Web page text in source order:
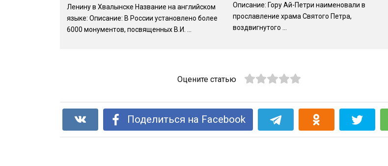
Ленину в Хвалынске Название на английском
языке: Описание: В России установлено более
6000 монументов, посвященных В.И. ...
Описание: Гору Ай-Петри наименовали в
прославление храма Святого Петра,
воздвигнутого ...
Оцените статью
Поделиться на Facebook